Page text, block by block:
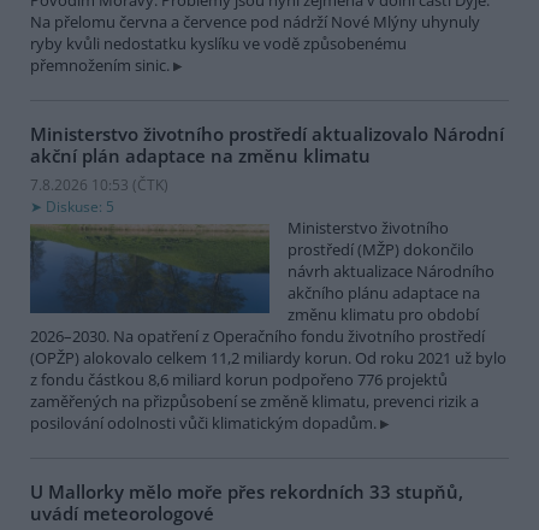
Na přelomu června a července pod nádrží Nové Mlýny uhynuly
ryby kvůli nedostatku kyslíku ve vodě způsobenému
přemnožením sinic.
Ministerstvo životního prostředí aktualizovalo Národní
akční plán adaptace na změnu klimatu
7.8.2026 10:53 (ČTK)
Diskuse: 5
Ministerstvo životního
prostředí (MŽP) dokončilo
návrh aktualizace Národního
akčního plánu adaptace na
změnu klimatu pro období
2026–2030. Na opatření z Operačního fondu životního prostředí
(OPŽP) alokovalo celkem 11,2 miliardy korun. Od roku 2021 už bylo
z fondu částkou 8,6 miliard korun podpořeno 776 projektů
zaměřených na přizpůsobení se změně klimatu, prevenci rizik a
posilování odolnosti vůči klimatickým dopadům.
U Mallorky mělo moře přes rekordních 33 stupňů,
uvádí meteorologové